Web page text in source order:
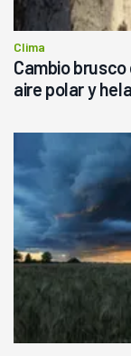
Clima
Cambio
aire polar y